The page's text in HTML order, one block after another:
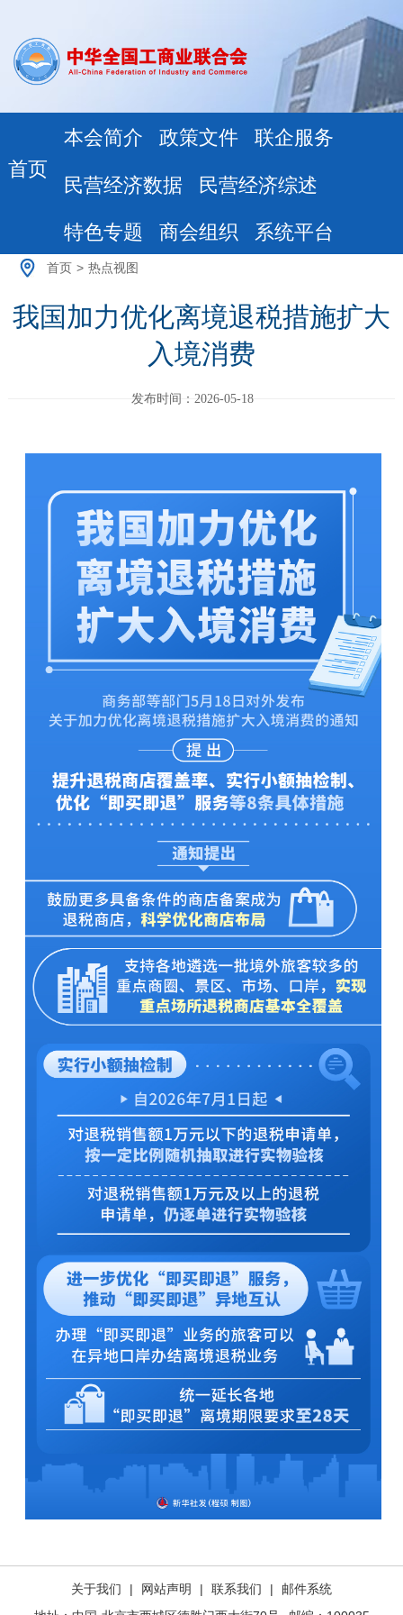
首页
本会简介 政策文件 联企服务
民营经济数据 民营经济综述
特色专题 商会组织 系统平台
首页 > 热点视图
我国加力优化离境退税措施扩大
入境消费
发布时间：2026-05-18
关于我们 | 网站声明 | 联系我们 |
邮件系统